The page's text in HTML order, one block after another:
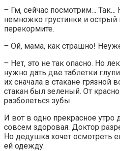
– Гм, сейчас посмотрим…
немножко грустинки и острый
перекормите.
– Ой, мама, как страшно!
– Нет, это не так опасно. Но
нужно дать две таблетки
их сначала в стакане грязной
стакан был зеленый. От
разболеться зубы.
И вот в одно прекрасное утро
совсем здоровая. Доктор
Но дедушка хочет осмотреть
ей одежду.